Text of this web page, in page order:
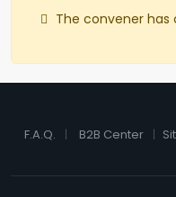
The convener has
F.A.Q. B2B Center